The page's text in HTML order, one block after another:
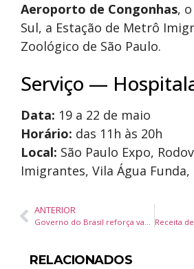
Aeroporto de Congonhas,
Sul, a Estação de Metrô
Zoológico de São Paulo.
Serviço —
Data: 19 a 22 de maio
Horário: das 11h às 20h
Local: São Paulo Expo,
Imigrantes, Vila Água Funda,
ANTERIOR
Governo do Brasil reforça vacinação contra influenza antes do inverno após aumento de casos de SRAG
RELACIONADOS